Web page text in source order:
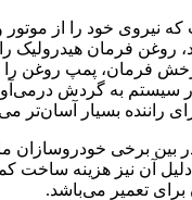
نیروی خود را از
روغن فرمان هیدرولیک
فرمان، پمپ روغن
سیستم به گردش
راننده بسیار آسان‌تر
بین برخی خودروسازان
آن نیز هزینه ساخت
برای تعمیر می‌باشد.